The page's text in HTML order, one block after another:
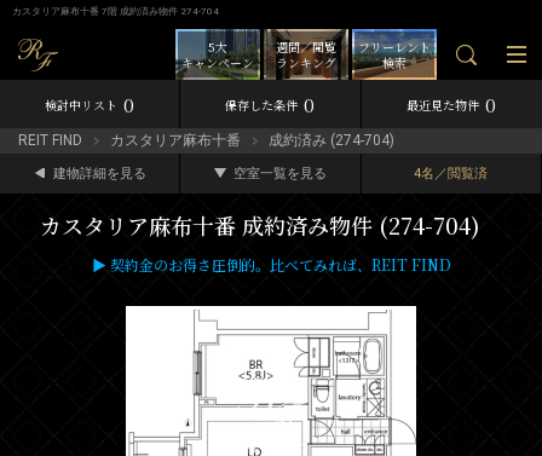
カスタリア麻布十番 7階 成約済み物件 274-704
フリーレント
検索
週間／閲覧
ランキング
5大
キャンペーン
検討中リスト 0 保存した条件 0 最近見た物件 0
REIT FIND カスタリア麻布十番 成約済み (274-704)
建物詳細を見る 空室一覧を見る 4名／閲覧済
カスタリア麻布十番 成約済み物件 (274-704)
▶ 契約金のお得さ圧倒的。比べてみれば、REIT FIND